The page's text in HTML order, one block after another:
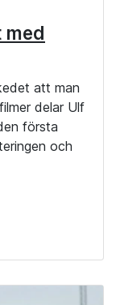
med
att man
delar Ulf
första
och